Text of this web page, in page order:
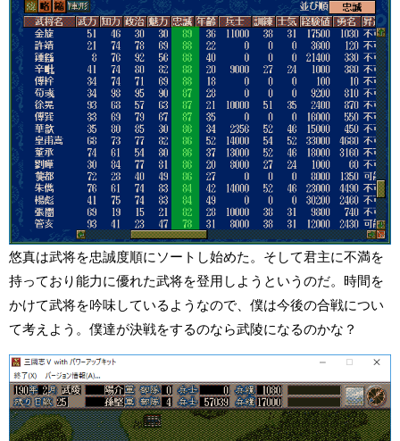
悠真は武将を忠誠度順にソートし始めた。そして君主に不満を
持っており能力に優れた武将を登用しようというのだ。時間を
かけて武将を吟味しているようなので、僕は今後の合戦につい
て考えよう。僕達が決戦をするのなら武陵になるのかな？